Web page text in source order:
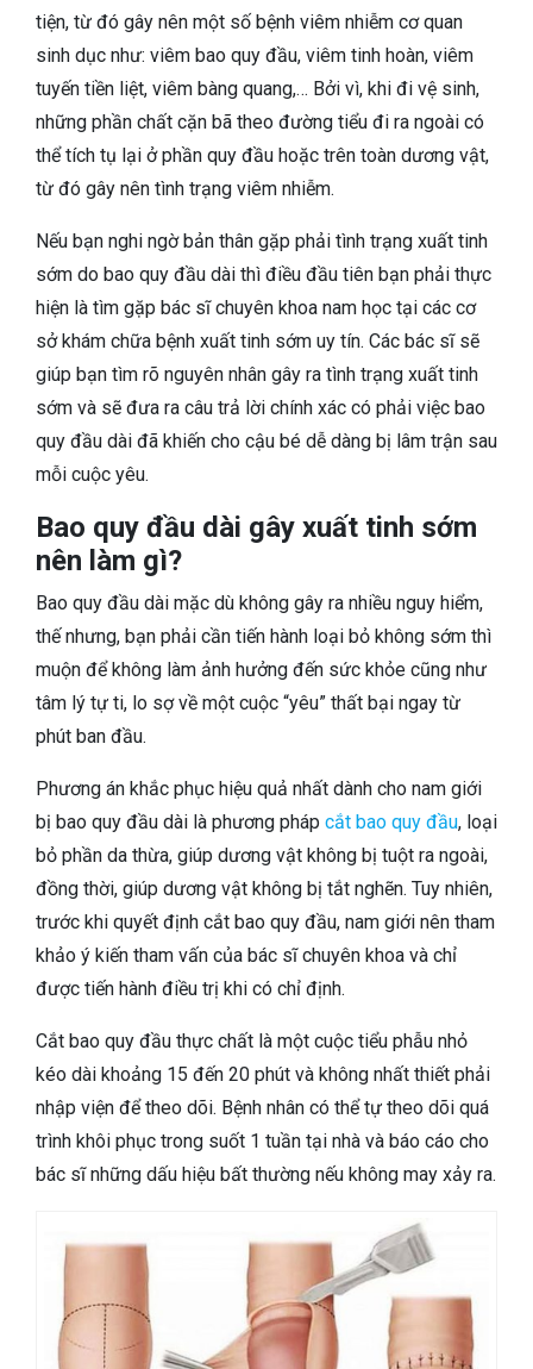
tiện, từ đó gây nên một số bệnh viêm nhiễm cơ quan
sinh dục như: viêm bao quy đầu, viêm tinh hoàn, viêm
tuyến tiền liệt, viêm bàng quang,… Bởi vì, khi đi vệ sinh,
những phần chất cặn bã theo đường tiểu đi ra ngoài có
thể tích tụ lại ở phần quy đầu hoặc trên toàn dương vật,
từ đó gây nên tình trạng viêm nhiễm.
Nếu bạn nghi ngờ bản thân gặp phải tình trạng xuất tinh
sớm do bao quy đầu dài thì điều đầu tiên bạn phải thực
hiện là tìm gặp bác sĩ chuyên khoa nam học tại các cơ
sở khám chữa bệnh xuất tinh sớm uy tín. Các bác sĩ sẽ
giúp bạn tìm rõ nguyên nhân gây ra tình trạng xuất tinh
sớm và sẽ đưa ra câu trả lời chính xác có phải việc bao
quy đầu dài đã khiến cho cậu bé dễ dàng bị lâm trận sau
mỗi cuộc yêu.
Bao quy đầu dài gây xuất tinh sớm
nên làm gì?
Bao quy đầu dài mặc dù không gây ra nhiều nguy hiểm,
thế nhưng, bạn phải cần tiến hành loại bỏ không sớm thì
muộn để không làm ảnh hưởng đến sức khỏe cũng như
tâm lý tự ti, lo sợ về một cuộc “yêu” thất bại ngay từ
phút ban đầu.
Phương án khắc phục hiệu quả nhất dành cho nam giới
bị bao quy đầu dài là phương pháp cắt bao quy đầu, loại
bỏ phần da thừa, giúp dương vật không bị tuột ra ngoài,
đồng thời, giúp dương vật không bị tắt nghẽn. Tuy nhiên,
trước khi quyết định cắt bao quy đầu, nam giới nên tham
khảo ý kiến tham vấn của bác sĩ chuyên khoa và chỉ
được tiến hành điều trị khi có chỉ định.
Cắt bao quy đầu thực chất là một cuộc tiểu phẫu nhỏ
kéo dài khoảng 15 đến 20 phút và không nhất thiết phải
nhập viện để theo dõi. Bệnh nhân có thể tự theo dõi quá
trình khôi phục trong suốt 1 tuần tại nhà và báo cáo cho
bác sĩ những dấu hiệu bất thường nếu không may xảy ra.